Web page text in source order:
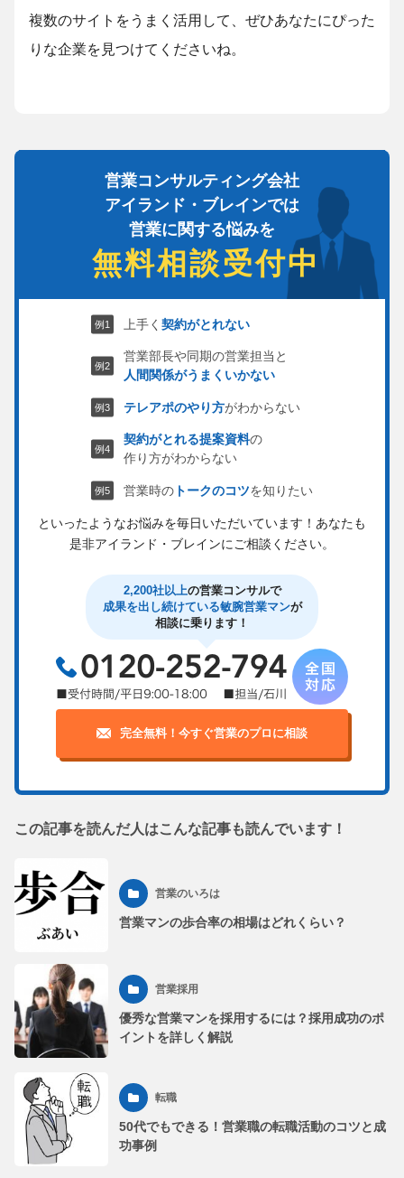
複数のサイトをうまく活用して、ぜひあなたにぴった
りな企業を見つけてくださいね。
営業コンサルティング会社
アイランド・ブレインでは
営業に関する悩みを
無料相談受付中
上手く契約がとれない
営業部長や同期の営業担当と
人間関係がうまくいかない
テレアポのやり方がわからない
契約がとれる提案資料の
作り方がわからない
営業時の トークのコツを知りたい
といったようなお悩みを毎日いただいています！ あなたも
是非アイランド・ブレインにご相談ください。
2,200社以上の営業コンサルで
成果を出し続けている敏腕営業マンが
相談に乗ります！
完全無料！今すぐ営業のプロに相談
この記事を読んだ人はこんな記事も読んでいます！
営業のいろは
営業マンの歩合率の相場はどれくらい？
営業採用
優秀な営業マンを採用するには？採用成功のポ
イントを詳しく解説
転職
50代でもできる！営業職の転職活動のコツと成
功事例